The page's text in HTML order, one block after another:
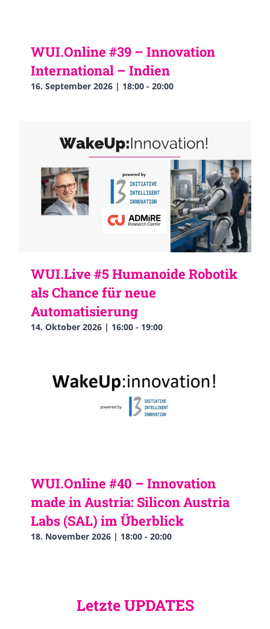
WUI.Online #39 – Innovation
International – Indien
16. September 2026 | 18:00 - 20:00
WUI.Live #5 Humanoide Robotik
als Chance für neue
Automatisierung
14. Oktober 2026 | 16:00 - 19:00
WUI.Online #40 – Innovation
made in Austria: Silicon Austria
Labs (SAL) im Überblick
18. November 2026 | 18:00 - 20:00
Letzte UPDATES